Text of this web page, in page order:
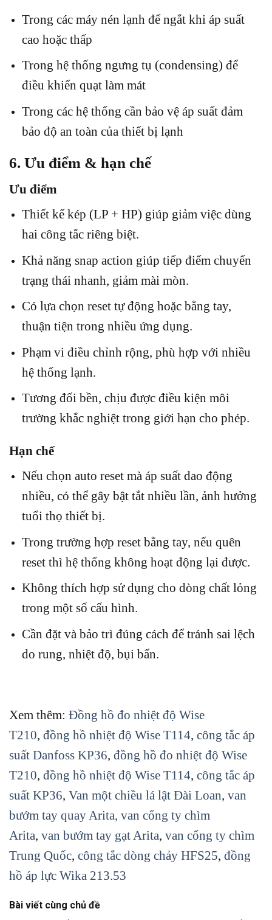
Trong các máy nén lạnh để ngắt khi áp suất
cao hoặc thấp
Trong hệ thống ngưng tụ (condensing) để
điều khiển quạt làm mát
Trong các hệ thống cần bảo vệ áp suất đảm
bảo độ an toàn của thiết bị lạnh
6. Ưu điểm & hạn chế
Ưu điểm
Thiết kế kép (LP + HP) giúp giảm việc dùng
hai công tắc riêng biệt.
Khả năng snap action giúp tiếp điểm chuyển
trạng thái nhanh, giảm mài mòn.
Có lựa chọn reset tự động hoặc bằng tay,
thuận tiện trong nhiều ứng dụng.
Phạm vi điều chỉnh rộng, phù hợp với nhiều
hệ thống lạnh.
Tương đối bền, chịu được điều kiện môi
trường khắc nghiệt trong giới hạn cho phép.
Hạn chế
Nếu chọn auto reset mà áp suất dao động
nhiều, có thể gây bật tắt nhiều lần, ảnh hưởng
tuổi thọ thiết bị.
Trong trường hợp reset bằng tay, nếu quên
reset thì hệ thống không hoạt động lại được.
Không thích hợp sử dụng cho dòng chất lỏng
trong một số cấu hình.
Cần đặt và bảo trì đúng cách để tránh sai lệch
do rung, nhiệt độ, bụi bẩn.
Xem thêm: Đồng hồ đo nhiệt độ Wise
T210, đồng hồ nhiệt độ Wise T114, công tắc áp
suất Danfoss KP36, đồng hồ đo nhiệt độ Wise
T210, đồng hồ nhiệt độ Wise T114, công tắc áp
suất KP36, Van một chiều lá lật Đài Loan, van
bướm tay quay Arita, van cổng ty chìm
Arita, van bướm tay gạt Arita, van cổng ty chìm
Trung Quốc, công tắc dòng chảy HFS25, đồng
hồ áp lực Wika 213.53
Bài viết cùng chủ đề